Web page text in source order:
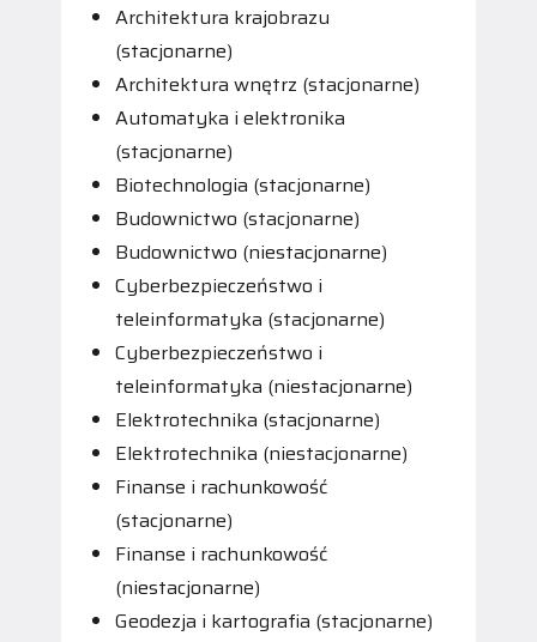
Architektura krajobrazu
(stacjonarne)
Architektura wnętrz (stacjonarne)
Automatyka i elektronika
(stacjonarne)
Biotechnologia (stacjonarne)
Budownictwo (stacjonarne)
Budownictwo (niestacjonarne)
Cyberbezpieczeństwo i
teleinformatyka (stacjonarne)
Cyberbezpieczeństwo i
teleinformatyka (niestacjonarne)
Elektrotechnika (stacjonarne)
Elektrotechnika (niestacjonarne)
Finanse i rachunkowość
(stacjonarne)
Finanse i rachunkowość
(niestacjonarne)
Geodezja i kartografia (stacjonarne)